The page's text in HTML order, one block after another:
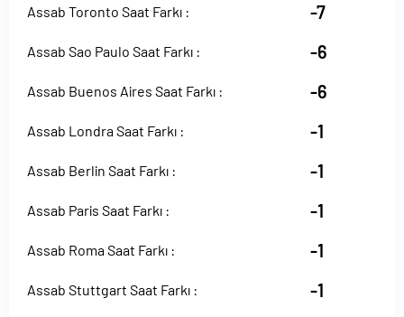
Assab Toronto Saat Farkı : -7
Assab Sao Paulo Saat Farkı : -6
Assab Buenos Aires Saat Farkı : -6
Assab Londra Saat Farkı : -1
Assab Berlin Saat Farkı : -1
Assab Paris Saat Farkı : -1
Assab Roma Saat Farkı : -1
Assab Stuttgart Saat Farkı : -1